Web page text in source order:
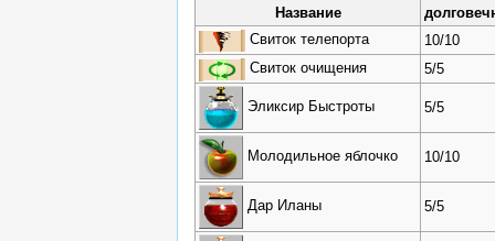
Название
Свиток телепорта
10/10
Свиток очищения
5/5
Эликсир Быстроты 5/5
Молодильное яблочко 10/10
Дар Иланы 5/5